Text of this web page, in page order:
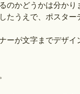
のかどうかは分かり
たうえで、ポスター
ーが文字までデザイ